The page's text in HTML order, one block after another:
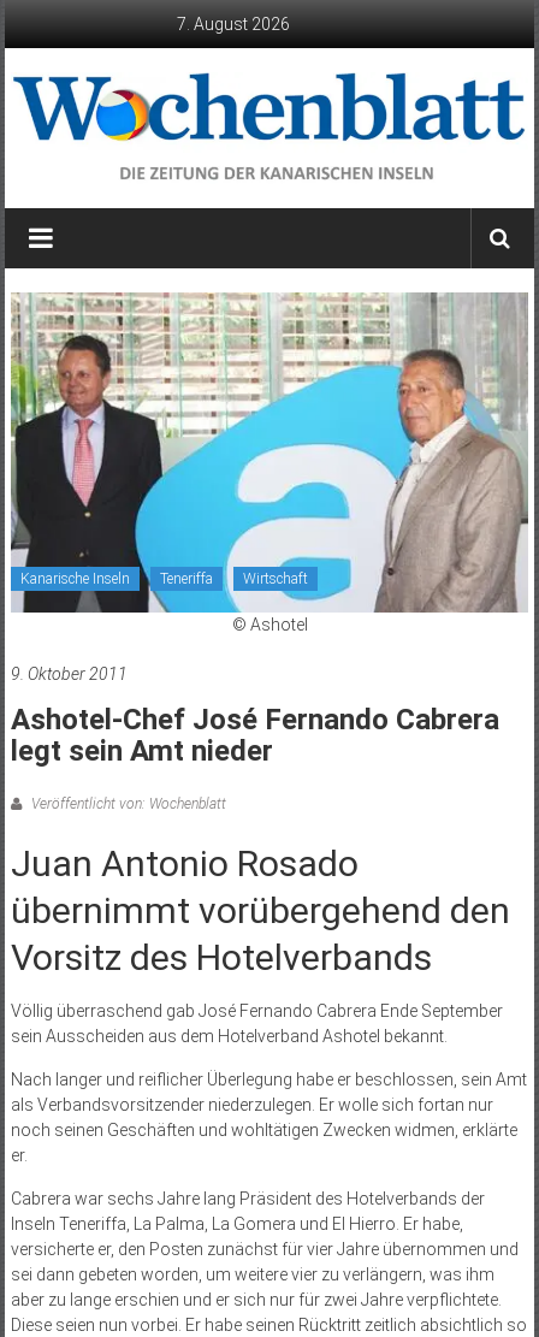
7. August 2026
Wochenblatt
die
der
Kanarischen
Inseln
Kanarische Inseln Teneriffa Wirtschaft
© Ashotel
9. Oktober 2011
Ashotel-Chef José Fernando Cabrera
legt sein Amt nieder
Veröffentlicht von: Wochenblatt
Juan Antonio Rosado
übernimmt vorübergehend den
Vorsitz des Hotelverbands
Völlig überraschend gab José Fernando Cabrera Ende September
sein Ausscheiden aus dem Hotelverband Ashotel bekannt.
Nach langer und reiflicher Überlegung habe er beschlossen, sein Amt
als Verbandsvorsitzender niederzulegen. Er wolle sich fortan nur
noch seinen Geschäften und wohltätigen Zwecken widmen, erklärte
er.
Cabrera war sechs Jahre lang Präsident des Hotelverbands der
Inseln Teneriffa, La Palma, La Gomera und El Hierro. Er habe,
versicherte er, den Posten zunächst für vier Jahre übernommen und
sei dann gebeten worden, um weitere vier zu verlängern, was ihm
aber zu lange erschien und er sich nur für zwei Jahre verpflichtete.
Diese seien nun vorbei. Er habe seinen Rücktritt zeitlich absichtlich so